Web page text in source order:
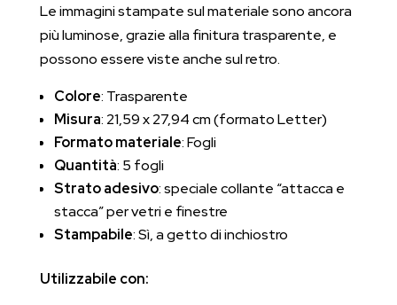
Le immagini stampate sul materiale sono ancora
più luminose, grazie alla finitura trasparente, e
possono essere viste anche sul retro.
Colore: Trasparente
Misura: 21,59 x 27,94 cm (formato Letter)
Formato materiale: Fogli
Quantità: 5 fogli
Strato adesivo: speciale collante “attacca e
stacca” per vetri e finestre
Stampabile: Sì, a getto di inchiostro
Utilizzabile con: